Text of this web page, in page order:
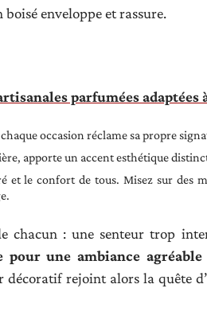
enveloppe et rassure.
parfumées adaptées
occasion réclame sa propre
apporte un accent esthétique
le confort de tous. Misez sur des
chacun : une senteur trop
pour une ambiance agréable
rejoint alors la quête